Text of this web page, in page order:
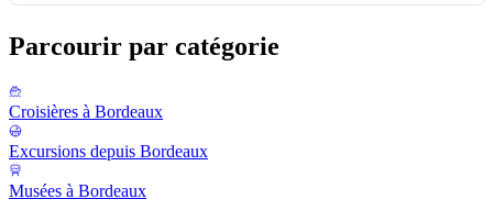
Parcourir par catégorie
Croisières à Bordeaux
Excursions depuis Bordeaux
Musées à Bordeaux